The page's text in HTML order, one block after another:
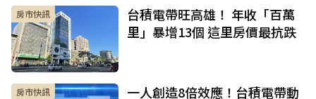
房市快訊
台積電帶旺高雄！ 年收「百萬
里」暴增13個 這里房價最抗跌
房市快訊
一人創造8倍效應！台積電帶動